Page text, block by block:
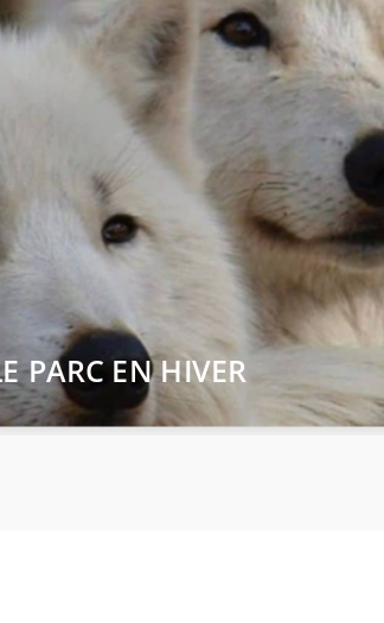
PARC EN HIVER